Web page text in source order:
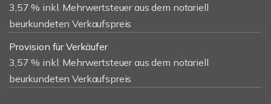
3,57 % inkl. Mehrwertsteuer aus dem notariell
beurkundeten Verkaufspreis
Provision für Verkäufer
3,57 % inkl. Mehrwertsteuer aus dem notariell
beurkundeten Verkaufspreis